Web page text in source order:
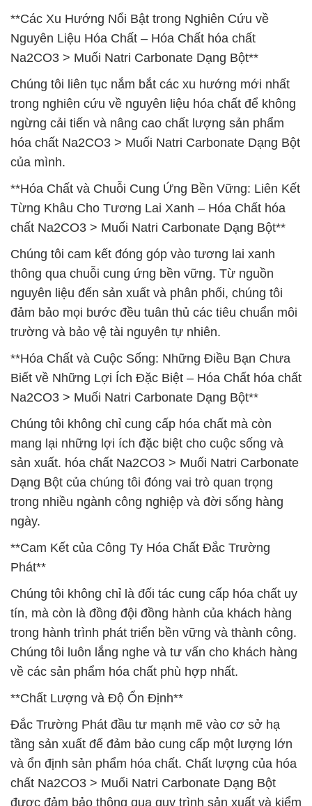
**Các Xu Hướng Nổi Bật trong Nghiên Cứu về
Nguyên Liệu Hóa Chất – Hóa Chất hóa chất
Na2CO3 > Muối Natri Carbonate Dạng Bột**
Chúng tôi liên tục nắm bắt các xu hướng mới nhất
trong nghiên cứu về nguyên liệu hóa chất để không
ngừng cải tiến và nâng cao chất lượng sản phẩm
hóa chất Na2CO3 > Muối Natri Carbonate Dạng Bột
của mình.
**Hóa Chất và Chuỗi Cung Ứng Bền Vững: Liên Kết
Từng Khâu Cho Tương Lai Xanh – Hóa Chất hóa
chất Na2CO3 > Muối Natri Carbonate Dạng Bột**
Chúng tôi cam kết đóng góp vào tương lai xanh
thông qua chuỗi cung ứng bền vững. Từ nguồn
nguyên liệu đến sản xuất và phân phối, chúng tôi
đảm bảo mọi bước đều tuân thủ các tiêu chuẩn môi
trường và bảo vệ tài nguyên tự nhiên.
**Hóa Chất và Cuộc Sống: Những Điều Bạn Chưa
Biết về Những Lợi Ích Đặc Biệt – Hóa Chất hóa chất
Na2CO3 > Muối Natri Carbonate Dạng Bột**
Chúng tôi không chỉ cung cấp hóa chất mà còn
mang lại những lợi ích đặc biệt cho cuộc sống và
sản xuất. hóa chất Na2CO3 > Muối Natri Carbonate
Dạng Bột của chúng tôi đóng vai trò quan trọng
trong nhiều ngành công nghiệp và đời sống hàng
ngày.
**Cam Kết của Công Ty Hóa Chất Đắc Trường
Phát**
Chúng tôi không chỉ là đối tác cung cấp hóa chất uy
tín, mà còn là đồng đội đồng hành của khách hàng
trong hành trình phát triển bền vững và thành công.
Chúng tôi luôn lắng nghe và tư vấn cho khách hàng
về các sản phẩm hóa chất phù hợp nhất.
**Chất Lượng và Độ Ổn Định**
Đắc Trường Phát đầu tư mạnh mẽ vào cơ sở hạ
tầng sản xuất để đảm bảo cung cấp một lượng lớn
và ổn định sản phẩm hóa chất. Chất lượng của hóa
chất Na2CO3 > Muối Natri Carbonate Dạng Bột
được đảm bảo thông qua quy trình sản xuất và kiểm